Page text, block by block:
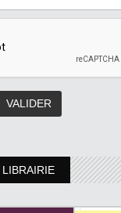
LIBRAIRIE